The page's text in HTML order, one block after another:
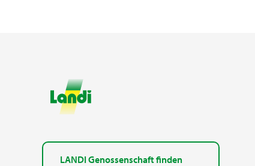
LANDI Genossenschaft finden